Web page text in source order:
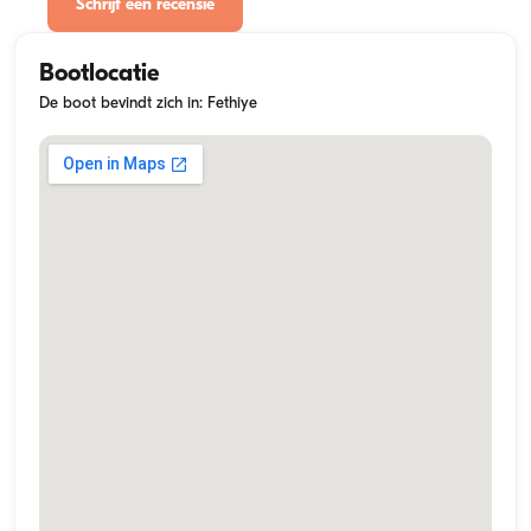
Schrijf een recensie
Bootlocatie
De boot bevindt zich in: Fethiye